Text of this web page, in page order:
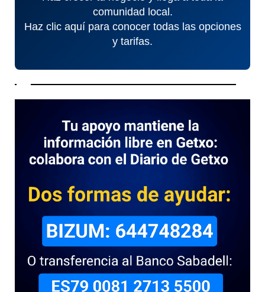
comunidad local.
Haz clic aquí para conocer todas las opciones
y tarifas.